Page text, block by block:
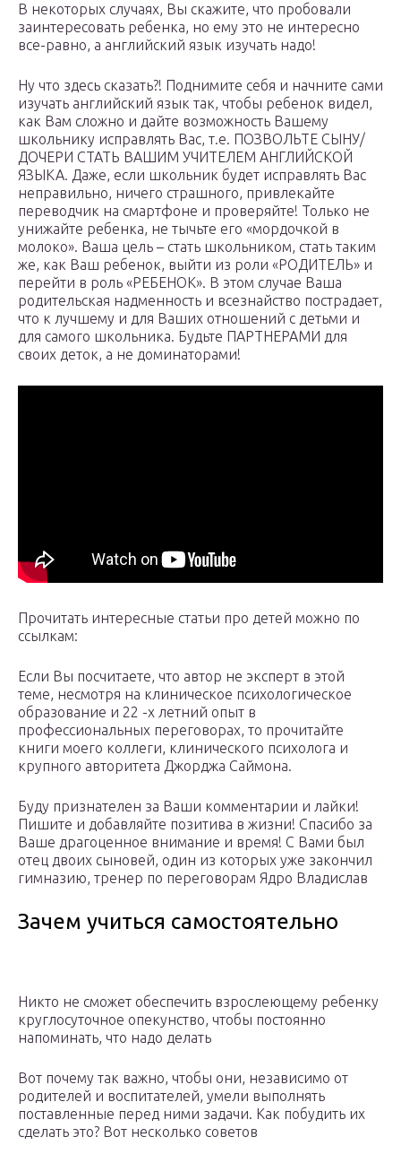
В некоторых случаях, Вы скажите, что пробовали
заинтересовать ребенка, но ему это не интересно
все-равно, а английский язык изучать надо!
Ну что здесь сказать?! Поднимите себя и начните сами
изучать английский язык так, чтобы ребенок видел,
как Вам сложно и дайте возможность Вашему
школьнику исправлять Вас, т.е. ПОЗВОЛЬТЕ СЫНУ/
ДОЧЕРИ СТАТЬ ВАШИМ УЧИТЕЛЕМ АНГЛИЙСКОЙ
ЯЗЫКА. Даже, если школьник будет исправлять Вас
неправильно, ничего страшного, привлекайте
переводчик на смартфоне и проверяйте! Только не
унижайте ребенка, не тычьте его «мордочкой в
молоко». Ваша цель – стать школьником, стать таким
же, как Ваш ребенок, выйти из роли «РОДИТЕЛЬ» и
перейти в роль «РЕБЕНОК». В этом случае Ваша
родительская надменность и всезнайство пострадает,
что к лучшему и для Ваших отношений с детьми и
для самого школьника. Будьте ПАРТНЕРАМИ для
своих деток, а не доминаторами!
Прочитать интересные статьи про детей можно по
ссылкам:
Если Вы посчитаете, что автор не эксперт в этой
теме, несмотря на клиническое психологическое
образование и 22 -х летний опыт в
профессиональных переговорах, то прочитайте
книги моего коллеги, клинического психолога и
крупного авторитета Джорджа Саймона.
Буду признателен за Ваши комментарии и лайки!
Пишите и добавляйте позитива в жизни! Спасибо за
Ваше драгоценное внимание и время! С Вами был
отец двоих сыновей, один из которых уже закончил
гимназию, тренер по переговорам Ядро Владислав
Зачем учиться самостоятельно
Никто не сможет обеспечить взрослеющему ребенку
круглосуточное опекунство, чтобы постоянно
напоминать, что надо делать
Вот почему так важно, чтобы они, независимо от
родителей и воспитателей, умели выполнять
поставленные перед ними задачи. Как побудить их
сделать это? Вот несколько советов